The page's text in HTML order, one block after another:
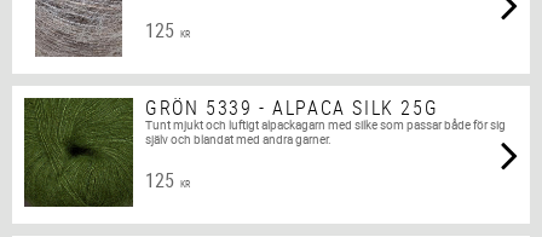
125 KR
GRÖN 5339 - ALPACA SILK 25G
Tunt mjukt och luftigt alpackagarn med silke som passar både för sig
själv och blandat med andra garner.
125 KR